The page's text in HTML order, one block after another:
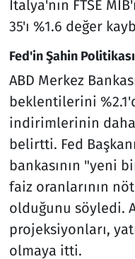
İtalya'nın FTSE
35'ı %1.6 değer
Fed'in Şahin
ABD Merkez
beklentilerini
indirimlerinin daha
belirtti. Fed
bankasının "yeni
faiz oranlarının
olduğunu söyledi.
projeksiyonları,
olmaya itti.